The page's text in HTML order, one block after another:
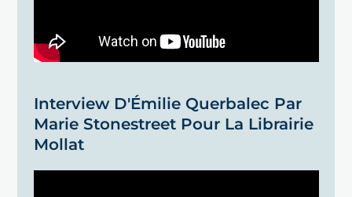
Interview D'Émilie Querbalec Par
Marie Stonestreet Pour La Librairie
Mollat